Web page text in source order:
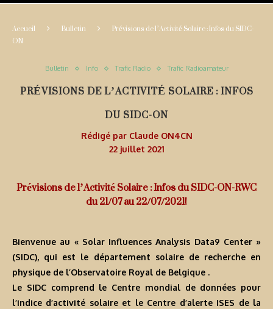
Accueil Bulletin Prévisions de l’Activité Solaire : Infos du SIDC-
ON
Bulletin Info Trafic Radio Trafic Radioamateur
PRÉVISIONS DE L’ACTIVITÉ SOLAIRE : INFOS
DU SIDC-ON
Rédigé par Claude ON4CN
22 juillet 2021
Prévisions de l’Activité Solaire : Infos du SIDC-ON-RWC
du 21/07 au 22/07/2021!
Bienvenue au « Solar Influences Analysis Data9 Center »
(SIDC), qui est le département solaire de recherche en
physique de l’Observatoire Royal de Belgique .
Le SIDC comprend le Centre mondial de données pour
l’indice d’activité solaire et le Centre d’alerte ISES de la